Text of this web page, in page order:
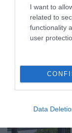
I want to
related to
functionality
user
Data